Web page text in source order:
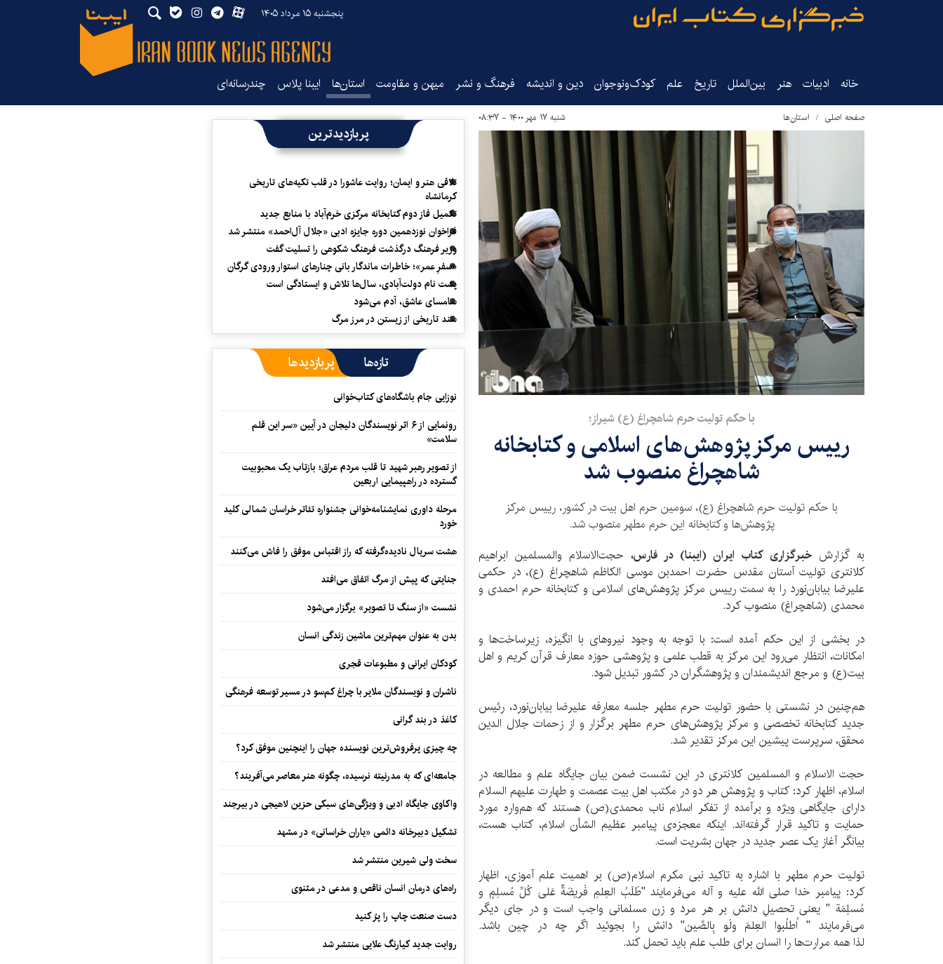
پنجشنبه ۱۵ مرداد ۱۴۰۵
خانه ادبیات هنر بین‌الملل تاریخ‌ علم کودک‌ونوجوان دین و اندیشه فرهنگ و نشر میهن و مقاومت استان‌ها ایبنا پلاس چندرسانه‌ای
صفحه اصلی استان‌ها شنبه ۱۷ مهر ۱۴۰۰ - ۰۸:۳۷
با حکم تولیت حرم شاهچراغ (ع) شیراز؛
رییس مرکز پژوهش‌های اسلامی و کتابخانه
شاهچراغ منصوب شد
با حکم تولیت حرم شاهچراغ (ع)، سومین حرم اهل بیت در کشور، رییس مرکز
پژوهش‌ها و کتابخانه این حرم مطهر منصوب شد.
به گزارشخبرگزاری کتاب ایران (ایبنا) در فارس، حجت‌الاسلام والمسلمین ابراهیم
کلانتری تولیت آستان مقدس حضرت احمدبن موسی الکاظم شاهچراغ (ع)، در حکمی
علیرضا بیابان‌نورد را به سمت رییس مرکز پژوهش‌های اسلامی و کتابخانه حرم احمدی و
محمدی (شاهچراغ) منصوب کرد.
در بخشی از این حکم آمده است: با توجه به وجود نیروهای با انگیزه، زیرساخت‌ها و
امکانات، انتظار می‌رود این مرکز به قطب علمی و پژوهشی حوزه معارف قرآن کریم و اهل
بیت(ع) و مرجع اندیشمندان و پژوهشگران در کشور تبدیل شود.
هم‌چنین در نشستی با حضور تولیت حرم مطهر جلسه معارفه علیرضا بیابان‌نورد، رئیس
جدید کتابخانه تخصصی و مرکز پژوهش‌های حرم مطهر برگزار و از زحمات جلال الدین
محقق، سرپرست پیشین این مرکز تقدیر شد.
حجت الاسلام و المسلمین کلانتری در این نشست ضمن بیان جایگاه علم و مطالعه در
اسلام، اظهار کرد: کتاب و پژوهش هر دو در مکتب اهل بیت عصمت و طهارت علیهم السلام
دارای جایگاهی ویژه و برآمده از تفکر اسلام ناب محمدی(ص) هستند که هم‌واره مورد
حمایت و تاکید قرار گرفته‌اند. اینکه معجزه‌ی پیامبر عظیم الشأن اسلام، کتاب هست،
بیانگر آغاز یک عصر جدید در جهان بشریت است.
تولیت حرم مطهر با اشاره به تاکید نبی مکرم اسلام(ص) بر اهمیت علم آموزی، اظهار
کرد: پيامبر خدا صلى الله عليه و آله می‌فرمایند "طَلَبُ العِلمِ فَريضَةٌ عَلى كُلِّ مُسلِمٍ و
مُسلِمَة " یعنی تحصيلِ دانش بر هر مرد و زن مسلمانى واجب است و در جای دیگر
می‌فرمایند " اُطلُبوا العِلمَ ولَو بِالصِّين" دانش را بجوئيد اگر چه در چين باشد.
لذا همه‌ مرارت‌ها را انسان برای طلب علم باید تحمل کند.
پربازدیدترین
تلاقی هنر و ایمان؛ روایت عاشورا در قلب تکیه‌های تاریخی
کرمانشاه
تکمیل فاز دوم کتابخانه مرکزی خرم‌آباد با منابع جدید
فراخوان نوزدهمین دوره جایزه ادبی «جلال آل‌احمد» منتشر شد
وزیر فرهنگ درگذشت فرهنگ شکوهی را تسلیت گفت
«سفرِ عمر»؛ خاطرات ماندگار بانی چنارهای استوار ورودی گرگان
پشت نام دولت‌آبادی، سال‌ها تلاش و ایستادگی است
سامسای عاشق، آدم می‌شود
سند تاریخی از زیستن در مرز مرگ
تازه‌ها پربازدیدها
نوزایی جام باشگاه‌های کتاب‌خوانی
رونمایی از ۶ اثر نویسندگان دلیجان در آیین «سر این قلم
سلامت»
از تصویر رهبر شهید تا قلب مردم عراق؛ بازتاب یک محبوبیت
گسترده در راهپیمایی اربعین
مرحله داوری نمایشنامه‌خوانی جشنواره تئاتر خراسان شمالی کلید
خورد
هشت سریال نادیده‌گرفته که راز اقتباس موفق را فاش می‌کنند
جنایتی که پیش از مرگ اتفاق می‌افتد
نشست «از سنگ تا تصویر» برگزار می‌شود
بدن به عنوان مهم‌ترین ماشین زندگی انسان
کودکان ایرانی و مطبوعات قجری
ناشران و نویسندگان ملایر با چراغ کم‌سو در مسیر توسعه فرهنگی
کاغذ در بند گرانی
چه چیزی پرفروش‌ترین نویسنده جهان را اینچنین موفق کرد؟
جامعه‌ای که به مدرنیته نرسیده، چگونه هنر معاصر می‌آفریند؟
واکاوی جایگاه ادبی و ویژگی‌های سبکی حزین لاهیجی در بیرجند
تشکیل دبیرخانه دائمی «یاران خراسانی» در مشهد
سخت ولی شیرین منتشر شد
راه‌های درمان انسان ناقص و مدعی در مثنوی
دست صنعت چاپ را پرُ کنید
روایت جدید کیارنگ علایی منتشر شد